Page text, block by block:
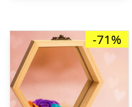
-71%